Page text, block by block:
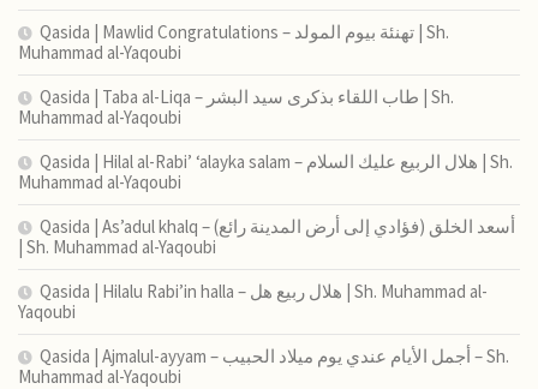
Qasida | Mawlid Congratulations – تهنئة بيوم المولد | Sh.
Muhammad al-Yaqoubi
Qasida | Taba al-Liqa – طاب اللقاء بذكرى سيد البشر | Sh.
Muhammad al-Yaqoubi
Qasida | Hilal al-Rabi’ ‘alayka salam – هلال الربيع عليك السلام | Sh.
Muhammad al-Yaqoubi
Qasida | As’adul khalq – (فؤادي إلى أرض المدينة رائع) أسعد الخلق
| Sh. Muhammad al-Yaqoubi
Qasida | Hilalu Rabi’in halla – هلال ربيع هل | Sh. Muhammad al-
Yaqoubi
Qasida | Ajmalul-ayyam – أجمل الأيام عندي يوم ميلاد الحبيب – Sh.
Muhammad al-Yaqoubi